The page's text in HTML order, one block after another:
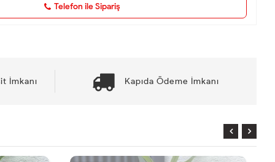
Telefon ile Sipariş
İmkanı Kapıda Ödeme İmkanı